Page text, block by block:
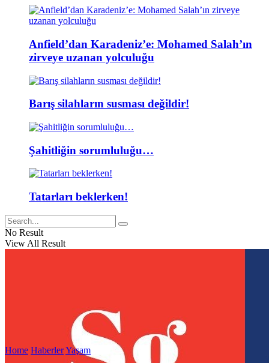
Anfield’dan Karadeniz’e: Mohamed Salah’ın
zirveye uzanan yolculuğu
Barış silahların susması değildir!
Şahitliğin sorumluluğu…
Tatarları beklerken!
No Result
View All Result
Home HaberlerYaşam